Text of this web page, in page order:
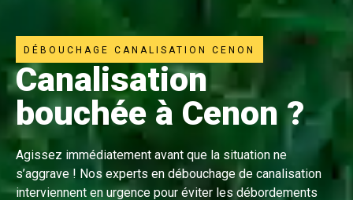
DÉBOUCHAGE CANALISATION CENON
Canalisation
bouchée à Cenon ?
Agissez immédiatement avant que la situation ne
s’aggrave ! Nos experts en débouchage de canalisation
interviennent en urgence pour éviter les débordements